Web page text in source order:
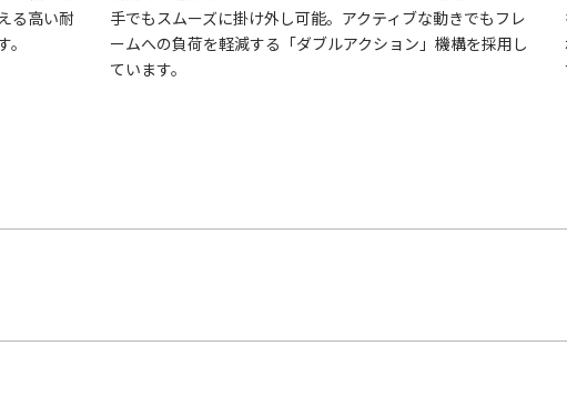
る高い耐
手でもスムーズに掛け外し可能。アクティブな動きでもフレ
ームへの負荷を軽減する「ダブルアクション」機構を採用し
ています。